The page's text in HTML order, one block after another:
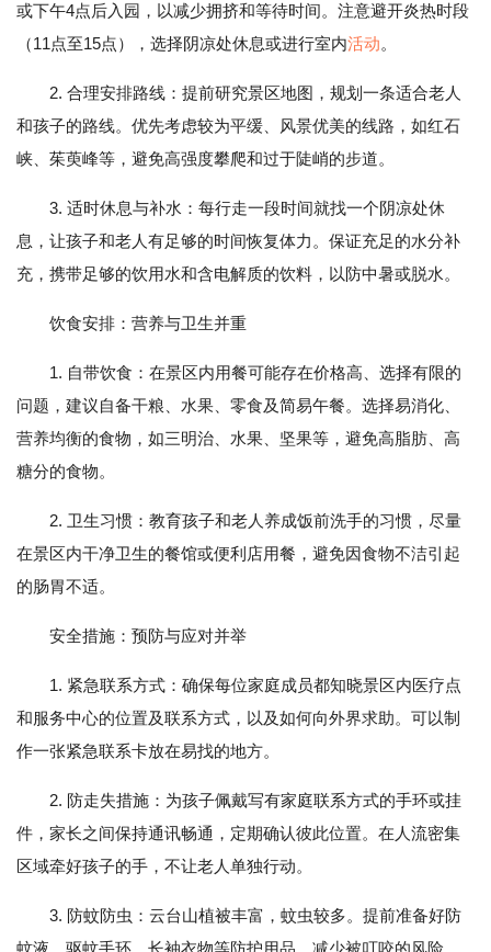
或下午4点后入园，以减少拥挤和等待时间。注意避开炎热时段
（11点至15点），选择阴凉处休息或进行室内活动。
2. 合理安排路线：提前研究景区地图，规划一条适合老人
和孩子的路线。优先考虑较为平缓、风景优美的线路，如红石
峡、茱萸峰等，避免高强度攀爬和过于陡峭的步道。
3. 适时休息与补水：每行走一段时间就找一个阴凉处休
息，让孩子和老人有足够的时间恢复体力。保证充足的水分补
充，携带足够的饮用水和含电解质的饮料，以防中暑或脱水。
饮食安排：营养与卫生并重
1. 自带饮食：在景区内用餐可能存在价格高、选择有限的
问题，建议自备干粮、水果、零食及简易午餐。选择易消化、
营养均衡的食物，如三明治、水果、坚果等，避免高脂肪、高
糖分的食物。
2. 卫生习惯：教育孩子和老人养成饭前洗手的习惯，尽量
在景区内干净卫生的餐馆或便利店用餐，避免因食物不洁引起
的肠胃不适。
安全措施：预防与应对并举
1. 紧急联系方式：确保每位家庭成员都知晓景区内医疗点
和服务中心的位置及联系方式，以及如何向外界求助。可以制
作一张紧急联系卡放在易找的地方。
2. 防走失措施：为孩子佩戴写有家庭联系方式的手环或挂
件，家长之间保持通讯畅通，定期确认彼此位置。在人流密集
区域牵好孩子的手，不让老人单独行动。
3. 防蚊防虫：云台山植被丰富，蚊虫较多。提前准备好防
蚊液、驱蚊手环、长袖衣物等防护用品，减少被叮咬的风险。